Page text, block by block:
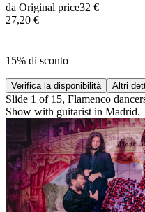
da Original price32 €
27,20 €
15% di sconto
Verifica la disponibilità Altri
Slide 1 of 15, Flamenco
Show with guitarist in Madrid.